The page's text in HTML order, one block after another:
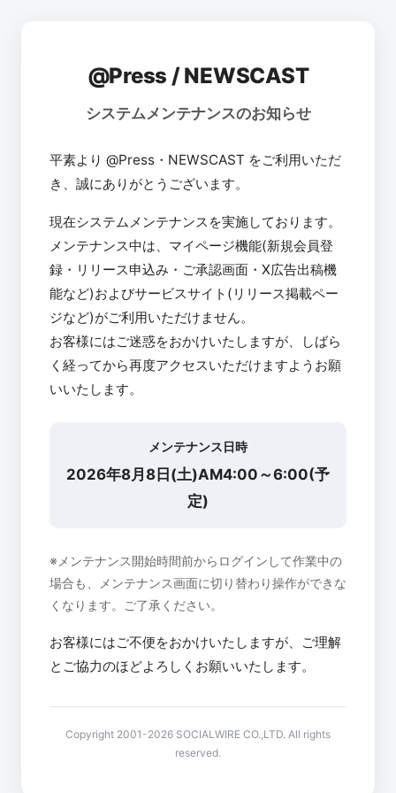
@Press / NEWSCAST
システムメンテナンスのお知らせ
平素より @Press・NEWSCAST をご利用いただ
き、誠にありがとうございます。
現在システムメンテナンスを実施しております。
メンテナンス中は、マイページ機能(新規会員登
録・リリース申込み・ご承認画面・X広告出稿機
能など)およびサービスサイト(リリース掲載ペー
ジなど)がご利用いただけません。
お客様にはご迷惑をおかけいたしますが、しばら
く経ってから再度アクセスいただけますようお願
いいたします。
メンテナンス日時
2026年8月8日(土)AM4:00～6:00(予
定)
※メンテナンス開始時間前からログインして作業中の
場合も、メンテナンス画面に切り替わり操作ができな
くなります。ご了承ください。
お客様にはご不便をおかけいたしますが、ご理解
とご協力のほどよろしくお願いいたします。
Copyright 2001-2026 SOCIALWIRE CO.,LTD. All rights
reserved.